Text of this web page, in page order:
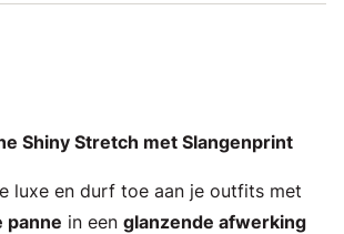
Shiny Stretch met Slangenprint
luxe en durf toe aan je outfits met
panne in een glanzende afwerking